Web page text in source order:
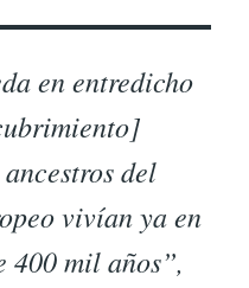
en entredicho
del
vivían ya en
400 mil años”,